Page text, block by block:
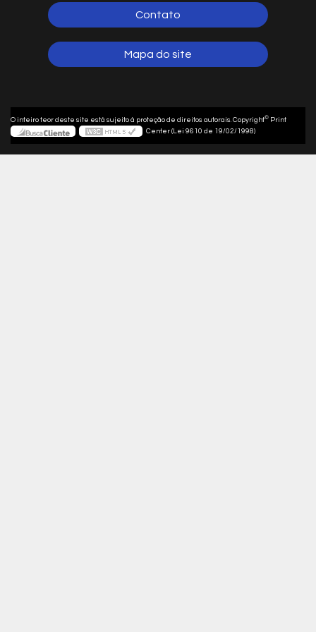
Contato
Mapa do site
O inteiro teor deste site está sujeito à proteção de direitos autorais. Copyright© Print
Center (Lei 9610 de 19/02/1998)